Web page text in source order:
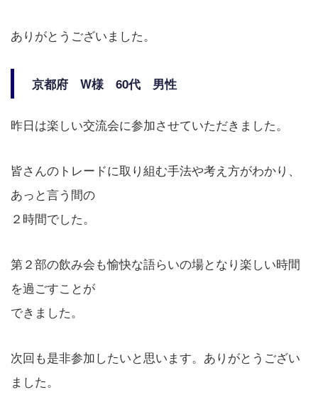
ありがとうございました。
京都府 W様 60代 男性
昨日は楽しい交流会に参加させていただきました。
皆さんのトレードに取り組む手法や考え方がわかり、
あっと言う間の
２時間でした。
第２部の飲み会も愉快な語らいの場となり楽しい時間
を過ごすことが
できました。
次回も是非参加したいと思います。ありがとうござい
ました。